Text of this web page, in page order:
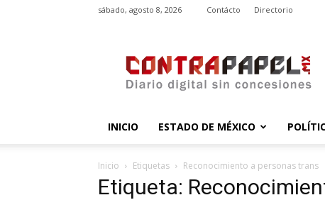
sábado, agosto 8, 2026 Contácto Directorio
INICIO ESTADO DE MÉXICO
Inicio Etiquetas Reconocimiento a personas trans
Etiqueta: